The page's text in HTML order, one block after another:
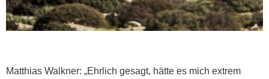
Matthias Walkner: „Ehrlich gesagt, hätte es mich extrem